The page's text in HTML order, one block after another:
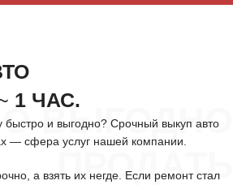
ВЫГОДНО
ПРОДАТЬ
1 ЧАС.
и выгодно? Срочный выкуп авто
— сфера услуг нашей компании.
а взять их негде. Если ремонт стал